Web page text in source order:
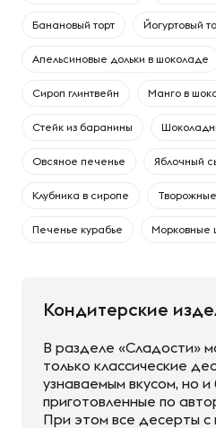
Банановый торт Йогуртовый
Апельсиновые дольки в шоколаде
Сироп глинтвейн Манго в
Cтейк из баранины
Овсяное печенье Яблочный
Клубника в сиропе
Печенье курабье Морковные
Кондитерские
В разделе «Сладости»
только классические
узнаваемым вкусом, но
приготовленные по
При этом все десерты с